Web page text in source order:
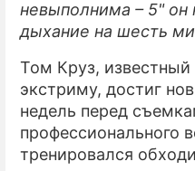
невыполнима – 5" он
дыхание на шесть
Том Круз,
экстриму, достиг
недель перед
профессионального
тренировался